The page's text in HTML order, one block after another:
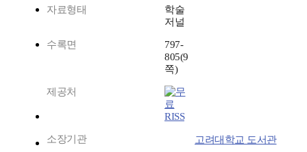
자료형태
학술
저널
수록면
797-
805(9
쪽)
제공처
RISS
소장기관 고려대학교 도서관